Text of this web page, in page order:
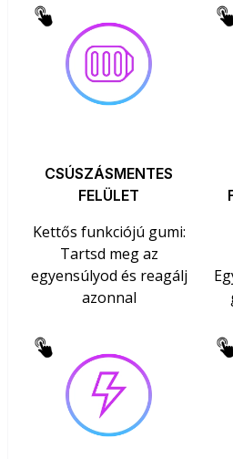
CSÚSZÁSMENTES
FELÜLET
Kettős funkciójú gumi:
Tartsd meg az
egyensúlyod és reagálj
azonnal